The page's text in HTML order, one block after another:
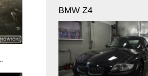
BMW Z4